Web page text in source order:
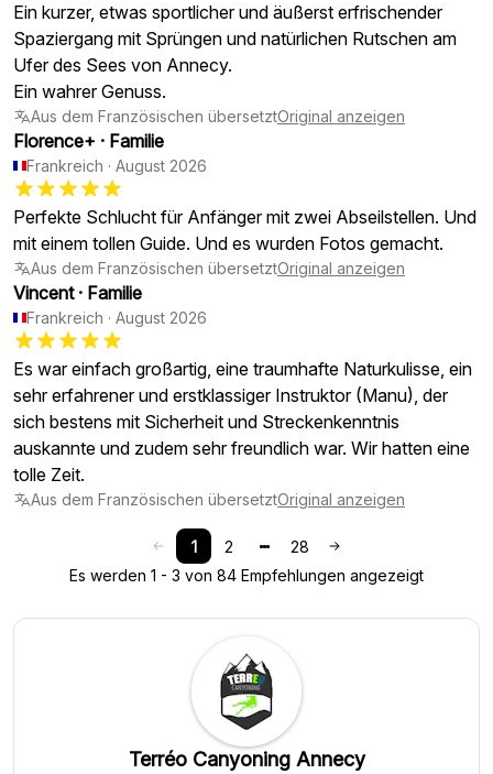
Ein kurzer, etwas sportlicher und äußerst erfrischender
Spaziergang mit Sprüngen und natürlichen Rutschen am
Ufer des Sees von Annecy.
Ein wahrer Genuss.
Aus dem Französischen übersetztOriginal anzeigen
Florence+ · Familie
Frankreich · August 2026
Perfekte Schlucht für Anfänger mit zwei Abseilstellen. Und
mit einem tollen Guide. Und es wurden Fotos gemacht.
Aus dem Französischen übersetztOriginal anzeigen
Vincent · Familie
Frankreich · August 2026
Es war einfach großartig, eine traumhafte Naturkulisse, ein
sehr erfahrener und erstklassiger Instruktor (Manu), der
sich bestens mit Sicherheit und Streckenkenntnis
auskannte und zudem sehr freundlich war. Wir hatten eine
tolle Zeit.
Aus dem Französischen übersetztOriginal anzeigen
1 2
28
Es werden 1 - 3 von 84 Empfehlungen angezeigt
Terréo Canyoning Annecy